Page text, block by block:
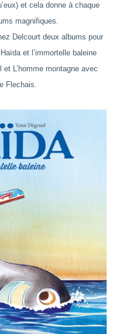
et cela donne à chaque
magnifiques.
Delcourt deux albums pour
Haïda et l’immortelle baleine
et L’homme montagne avec
Flechais.